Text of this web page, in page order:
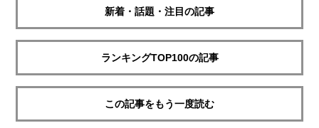
新着・話題・注目の記事
ランキングTOP100の記事
この記事をもう一度読む